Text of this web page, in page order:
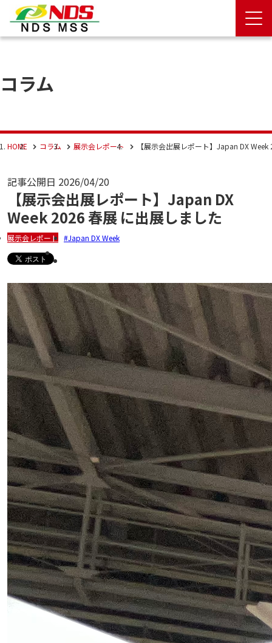
コラム
HOME コラム 展示会レポート 【展示会出展レポート】Japan DX
記事公開日 2026/04/20
【展示会出展レポート】Japan DX
Week 2026 春展 に出展しました
展示会レポート Japan DX Week